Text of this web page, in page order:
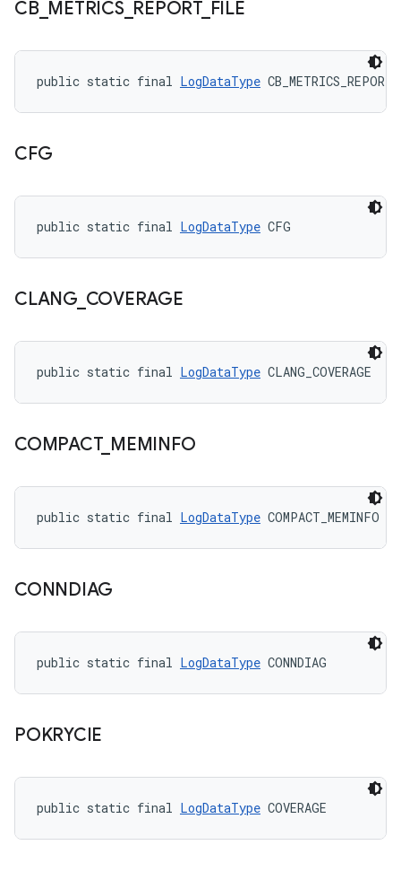
CB_ METRICS_ REPORT_ FILE
public static final LogDataType
CFG
public static final LogDataType CFG
CLANG_ COVERAGE
public static final LogDataType CLANG_COVERAGE
COMPACT_ MEMINFO
public static final LogDataType COMPACT_MEMINFO
CONNDIAG
public static final LogDataType CONNDIAG
POKRYCIE
public static final LogDataType COVERAGE